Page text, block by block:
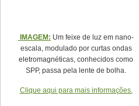
IMAGEM: Um feixe de luz em nano-
escala, modulado por curtas ondas
eletromagnéticas, conhecidos como
SPP, passa pela lente de bolha.
Clique aqui para mais informações.